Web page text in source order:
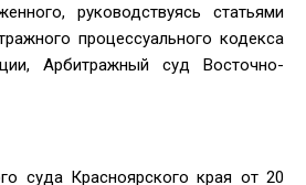
руководствуясь статьями
процессуального кодекса
Арбитражный суд Восточно-
суда Красноярского края от 20